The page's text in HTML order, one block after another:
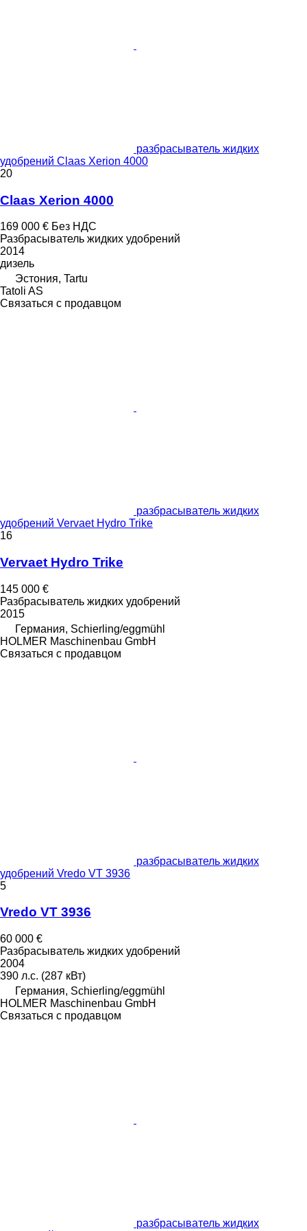
разбрасыватель жидких
удобрений Claas Xerion 4000
20
Claas Xerion 4000
169 000 € Без НДС
Разбрасыватель жидких удобрений
2014
дизель
Эстония, Tartu
Tatoli AS
Связаться с продавцом
разбрасыватель жидких
удобрений Vervaet Hydro Trike
16
Vervaet Hydro Trike
145 000 €
Разбрасыватель жидких удобрений
2015
Германия, Schierling/eggmühl
HOLMER Maschinenbau GmbH
Связаться с продавцом
разбрасыватель жидких
удобрений Vredo VT 3936
5
Vredo VT 3936
60 000 €
Разбрасыватель жидких удобрений
2004
390 л.с. (287 кВт)
Германия, Schierling/eggmühl
HOLMER Maschinenbau GmbH
Связаться с продавцом
разбрасыватель жидких